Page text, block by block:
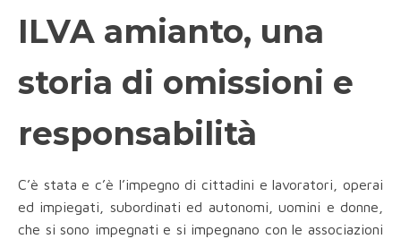
ILVA amianto, una
storia di omissioni e
responsabilità
C’è stata e c’è l’impegno di cittadini e lavoratori, operai
ed impiegati, subordinati ed autonomi, uomini e donne,
che si sono impegnati e si impegnano con le associazioni